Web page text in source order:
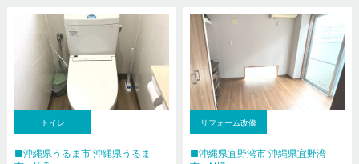
トイレ
沖縄県うるま市 沖縄県うるま
リフォーム改修
沖縄県宜野湾市 沖縄県宜野湾